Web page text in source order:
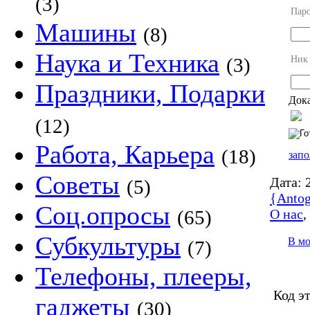
Машины (8)
Наука и Техника (3)
Праздники, Подарки
(12)
Работа, Карьера (18)
Советы (5)
Соц.опросы (65)
Субкультуры (7)
Телефоны, плееры,
гаджеты (30)
Ник
Дата:
О нас
В
Код